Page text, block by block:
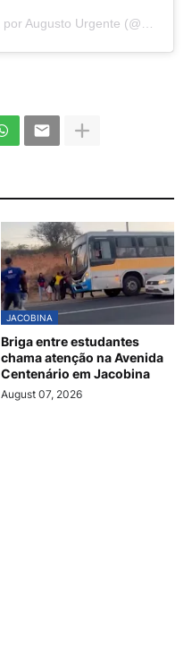
Uma publicação compartilhada por Augusto Urgente (@augustourgente)
JACOBINA
Briga entre estudantes
chama atenção na Avenida
Centenário em Jacobina
August 07, 2026